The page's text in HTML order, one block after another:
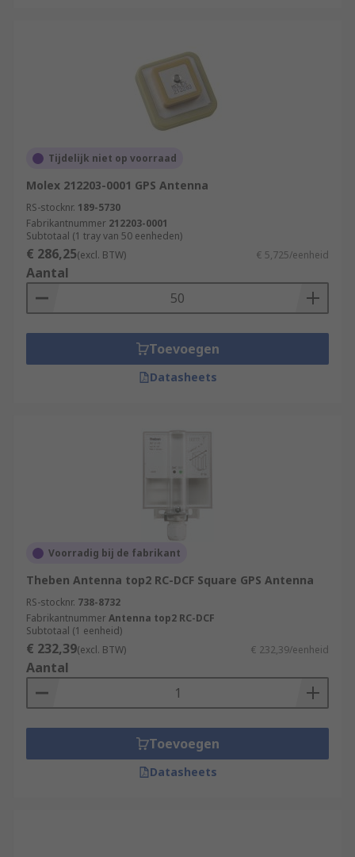
Tijdelijk niet op voorraad
Molex 212203-0001 GPS Antenna
RS-stocknr. 189-5730
Fabrikantnummer 212203-0001
Subtotaal (1 tray van 50 eenheden)
€ 286,25(excl. BTW) € 5,725/eenheid
Aantal
Toevoegen
Datasheets
Voorradig bij de fabrikant
Theben Antenna top2 RC-DCF Square GPS Antenna
RS-stocknr. 738-8732
FabrikantnummerAntenna top2 RC-DCF
Subtotaal (1 eenheid)
€ 232,39(excl. BTW) € 232,39/eenheid
Aantal
Toevoegen
Datasheets